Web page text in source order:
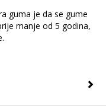
guma je da se gume
manje od 5 godina,